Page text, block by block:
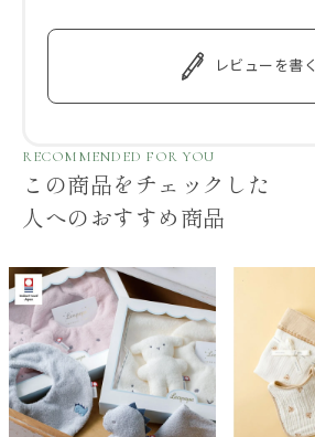
レビューを書く
RECOMMENDED FOR YOU
この商品をチェックした
人へのおすすめ商品